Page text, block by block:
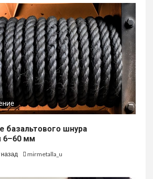
базальтового шнура
6–60 мм
назад mirmetalla_u